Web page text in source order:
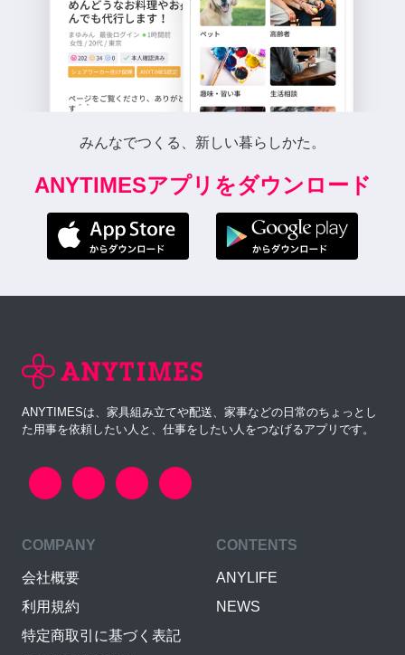
みんなでつくる、新しい暮らしかた。
ANYTIMESアプリをダウンロード
ANYTIMESは、家具組み立てや配送、家事などの日常のちょっとし
た用事を依頼したい人と、仕事をしたい人をつなげるアプリです。
COMPANY
会社概要
利用規約
特定商取引に基づく表記
CONTENTS
ANYLIFE
NEWS